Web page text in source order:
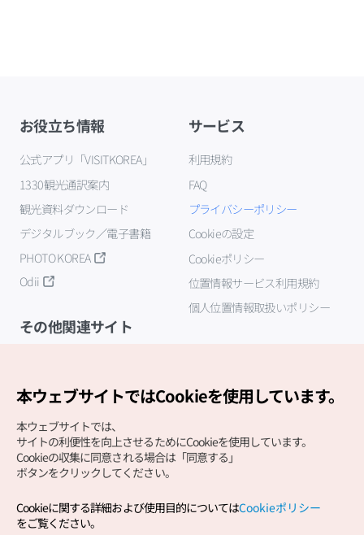
お役立ち情報
公式アプリ「VISITKOREA」
1330観光通訳案内
観光資料ダウンロード
デジタルブック／電子書籍
PHOTO KOREA
Odii
サービス
利用規約
FAQ
プライバシーポリシー
Cookieの設定
Cookieポリシー
位置情報サービス利用規約
個人位置情報取扱いポリシー
その他関連サイト
Copyright (c) Korea Tourism Organization All Rights
本ウェブサイトではCookieを使用しています。
本ウェブサイトでは、
サイトの利便性を向上させるためにCookieを使用しています。
Cookieの収集に同意される場合は「同意する」
ボタンをクリックしてください。
Cookieに関する詳細および使用目的についてはCookieポリシー
をご覧ください。